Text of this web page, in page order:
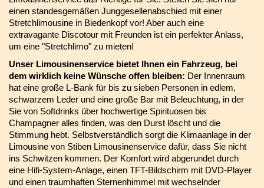
einen standesgemäßen Junggesellenabschied mit einer
Stretchlimousine in Biedenkopf vor! Aber auch eine
extravagante Discotour mit Freunden ist ein perfekter Anlass,
um eine "Stretchlimo" zu mieten!
Unser Limousinenservice bietet Ihnen ein Fahrzeug, bei
dem wirklich keine Wünsche offen bleiben: Der Innenraum
hat eine große L-Bank für bis zu sieben Personen in edlem,
schwarzem Leder und eine große Bar mit Beleuchtung, in der
Sie von Softdrinks über hochwertige Spirituosen bis
Champagner alles finden, was den Durst löscht und die
Stimmung hebt. Selbstverständlich sorgt die Klimaanlage in der
Limousine von Stiben Limousinenservice dafür, dass Sie nicht
ins Schwitzen kommen. Der Komfort wird abgerundet durch
eine Hifi-System-Anlage, einen TFT-Bildschirm mit DVD-Player
und einen traumhaften Sternenhimmel mit wechselnder